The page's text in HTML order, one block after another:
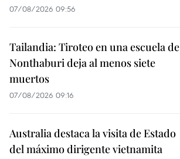
07/08/2026 09:56
Tailandia: Tiroteo en una escuela de
Nonthaburi deja al menos siete
muertos
07/08/2026 09:16
Australia destaca la visita de Estado
del máximo dirigente vietnamita